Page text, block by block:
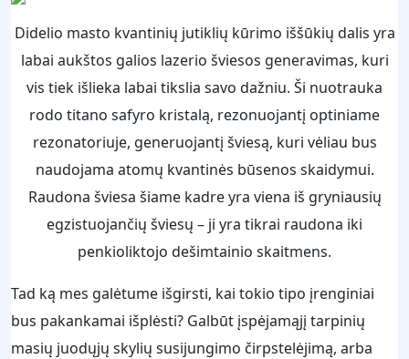
Didelio masto kvantinių jutiklių kūrimo iššūkių dalis yra
labai aukštos galios lazerio šviesos generavimas, kuri
vis tiek išlieka labai tikslia savo dažniu. Ši nuotrauka
rodo titano safyro kristalą, rezonuojantį optiniame
rezonatoriuje, generuojantį šviesą, kuri vėliau bus
naudojama atomų kvantinės būsenos skaidymui.
Raudona šviesa šiame kadre yra viena iš gryniausių
egzistuojančių šviesų – ji yra tikrai raudona iki
penkioliktojo dešimtainio skaitmens.
Tad ką mes galėtume išgirsti, kai tokio tipo įrenginiai
bus pakankamai išplėsti? Galbūt įspėjamąjį tarpinių
masių juodųjų skylių susijungimo čirpstelėjimą, arba